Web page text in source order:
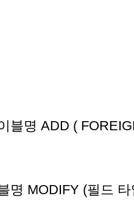
블명 ADD (
명 MODIFY (필드 타